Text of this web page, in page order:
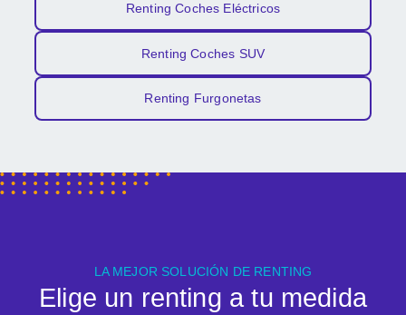
Renting Coches Eléctricos
Renting Coches SUV
Renting Furgonetas
LA MEJOR SOLUCIÓN DE RENTING
Elige un renting a tu medida